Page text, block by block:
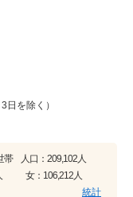
日を除く）
帯 人口： 209,102人
女： 106,212人
統計